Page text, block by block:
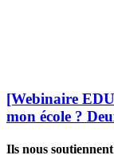
[Webinaire
mon école ?
Ils nous soutiennent